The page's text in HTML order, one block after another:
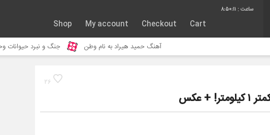
8:50:12
Cart
Checkout
My account
Shop
آهنگ حمید هیراد به نام وطن جنگ و نبرد حیوانات وحشی – مستند حیات وحش
26
عکس